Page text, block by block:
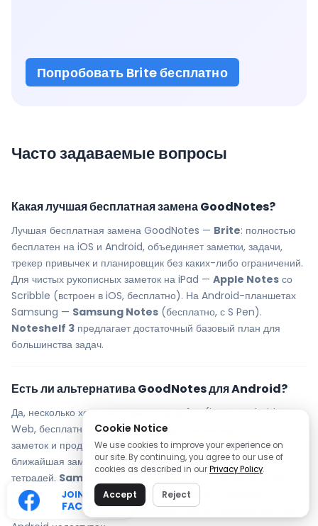
JOIN OUR
FACEBOOK
Попробовать Brite бесплатно
Часто задаваемые вопросы
Какая лучшая бесплатная замена GoodNotes?
Лучшая бесплатная замена GoodNotes — Brite: полностью
бесплатен на iOS и Android, объединяет заметки, задачи,
трекер привычек и планировщик без каких-либо ограничений.
Для чистых рукописных заметок на iPad — Apple Notes со
Scribble (встроен в iOS, бесплатно). На Android-планшетах
Samsung — Samsung Notes (бесплатно, с S Pen).
Noteshelf 3 предлагает достаточный базовый план для
большинства задач.
Есть ли альтернатива GoodNotes для Android?
Да, несколько хороших вариантов. Brite
(iOS + Android +
Web, бесплатно) — лучший универсальный вариант для
заметок и продуктивности.Noteshelf 3(iOS + Android) —
ближайшая замена GoodNotes с рукописью и шаблонами
тетрадей. Samsung Notes
— бесплатно для владельцев
Samsung Galaxy Tab с S Pen.
Nebo(iOS + Android) —
лучшее распознавание рукописного текста. GoodNotes 6 на
Cookie Notice
We use cookies to improve your experience on
our site. By continuing, you agree to our use of
cookies as described in ourPrivacy Policy.
Accept Reject